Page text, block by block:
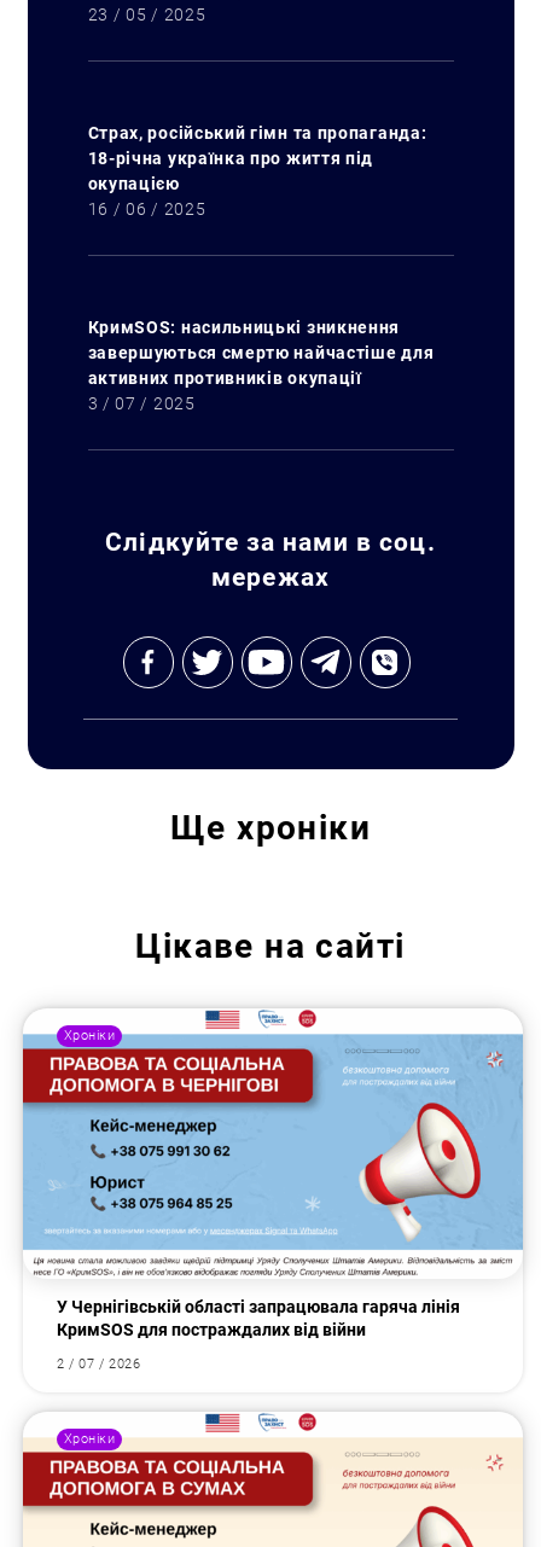
23 / 05 / 2025
Страх, російський гімн та пропаганда:
18-річна українка про життя під
окупацією
16 / 06 / 2025
КримSOS: насильницькі зникнення
завершуються смертю найчастіше для
активних противників окупації
3 / 07 / 2025
Слідкуйте за нами в соц.
мережах
Щехроніки
Цікаве на сайті
Хроніки
У Чернігівській області запрацювала гаряча лінія
КримSOS для постраждалих від війни
2 / 07 / 2026
Хроніки